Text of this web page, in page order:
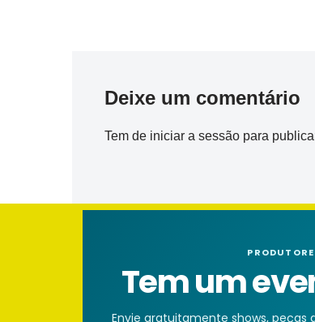
Deixe um comentário
Tem de iniciar a sessão para
Tem um
Envie gratuitamente shows, peças